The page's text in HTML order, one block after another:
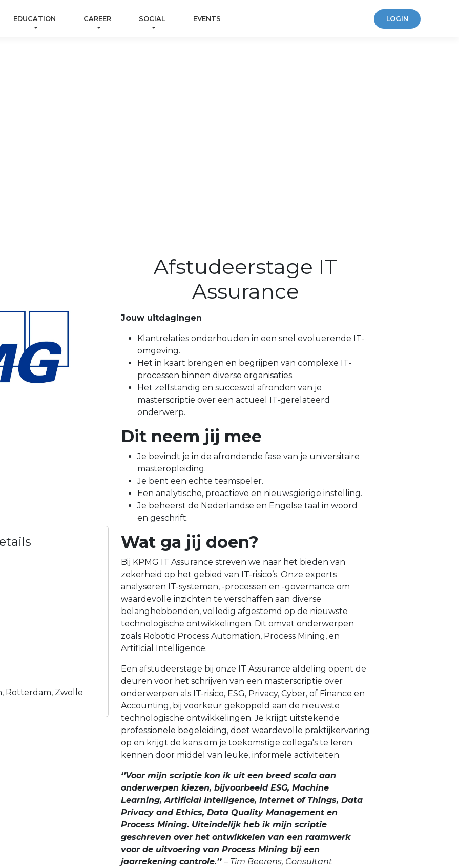
EDUCATION CAREER SOCIAL EVENTS LOGIN
Rotterdam, Zwolle
Afstudeerstage IT
Assurance
Jouw uitdagingen
Klantrelaties onderhouden in een snel evoluerende IT-
omgeving.
Het in kaart brengen en begrijpen van complexe IT-
processen binnen diverse organisaties.
Het zelfstandig en succesvol afronden van je
masterscriptie over een actueel IT-gerelateerd
onderwerp.
Dit neem jij mee
Je bevindt je in de afrondende fase van je universitaire
masteropleiding.
Je bent een echte teamspeler.
Een analytische, proactieve en nieuwsgierige instelling.
Je beheerst de Nederlandse en Engelse taal in woord
en geschrift.
Wat ga jij doen?
Bij KPMG IT Assurance streven we naar het bieden van
zekerheid op het gebied van IT-risico’s. Onze experts
analyseren IT-systemen, -processen en -governance om
waardevolle inzichten te verschaffen aan diverse
belanghebbenden, volledig afgestemd op de nieuwste
technologische ontwikkelingen. Dit omvat onderwerpen
zoals Robotic Process Automation, Process Mining, en
Artificial Intelligence.
Een afstudeerstage bij onze IT Assurance afdeling opent de
deuren voor het schrijven van een masterscriptie over
onderwerpen als IT-risico, ESG, Privacy, Cyber, of Finance en
Accounting, bij voorkeur gekoppeld aan de nieuwste
technologische ontwikkelingen. Je krijgt uitstekende
professionele begeleiding, doet waardevolle praktijkervaring
op en krijgt de kans om je toekomstige collega's te leren
kennen door middel van leuke, informele activiteiten.
‘’Voor mijn scriptie kon ik uit een breed scala aan
onderwerpen kiezen, bijvoorbeeld ESG, Machine
Learning, Artificial Intelligence, Internet of Things, Data
Privacy and Ethics, Data Quality Management en
Process Mining. Uiteindelijk heb ik mijn scriptie
geschreven over het ontwikkelen van een raamwerk
voor de uitvoering van Process Mining bij een
jaarrekening controle.’’ – Tim Beerens, Consultant